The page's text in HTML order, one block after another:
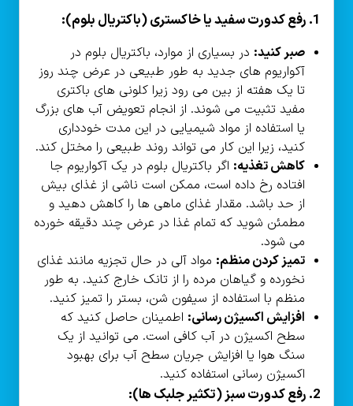
1. رفع کدورت سفید یا خاکستری (باکتریال بلوم):
صبر کنید: در بسیاری از موارد، باکتریال بلوم در
آکواریوم های جدید به طور طبیعی در عرض چند روز
تا یک هفته از بین می رود زیرا کلونی های باکتری
مفید تثبیت می شوند. از انجام تعویض آب های بزرگ
یا استفاده از مواد شیمیایی در این مدت خودداری
کنید، زیرا این کار می تواند روند طبیعی را مختل کند.
کاهش تغذیه: اگر باکتریال بلوم در یک آکواریوم جا
افتاده رخ داده است، ممکن است ناشی از غذای بیش
از حد باشد. مقدار غذای ماهی ها را کاهش دهید و
مطمئن شوید که تمام غذا در عرض چند دقیقه خورده
می شود.
تمیز کردن منظم: مواد آلی در حال تجزیه مانند غذای
نخورده و گیاهان مرده را از تانک خارج کنید. به طور
منظم با استفاده از سیفون شن، بستر را تمیز کنید.
افزایش اکسیژن رسانی: اطمینان حاصل کنید که
سطح اکسیژن در آب کافی است. می توانید از یک
سنگ هوا یا افزایش جریان سطح آب برای بهبود
اکسیژن رسانی استفاده کنید.
2. رفع کدورت سبز (تکثیر جلبک ها):